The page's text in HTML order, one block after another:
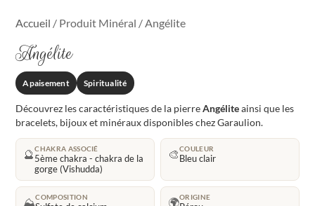
Accueil / Produit Minéral / Angélite
Angélite
Apaisement Spiritualité
Découvrez les caractéristiques de la pierreAngéliteainsi que les
bracelets, bijoux et minéraux disponibles chez Garaulion.
🔮CHAKRA ASSOCIÉ
5ème chakra - chakra de la
gorge (Vishudda)
🎨COULEUR
Bleu clair
⛰️COMPOSITION 🌍ORIGINE